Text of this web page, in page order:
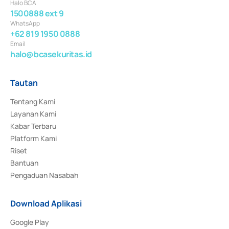
Halo BCA
1500888 ext 9
WhatsApp
+62 819 1950 0888
Email
halo@bcasekuritas.id
Tautan
Tentang Kami
Layanan Kami
Kabar Terbaru
Platform Kami
Riset
Bantuan
Pengaduan Nasabah
Download Aplikasi
Google Play